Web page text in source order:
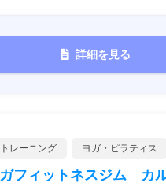
詳細を見る
レーニング ヨガ・ピラティス
フィットネスジム カ